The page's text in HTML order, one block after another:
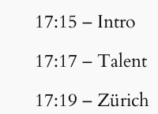
17:15 – Intro
17:17 – Talent
17:19 – Zürich